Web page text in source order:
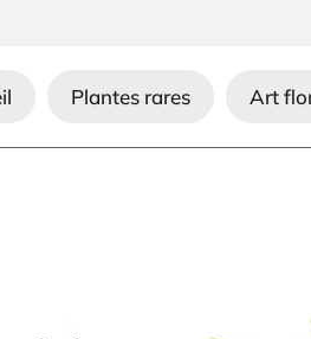
Plantes rares Art